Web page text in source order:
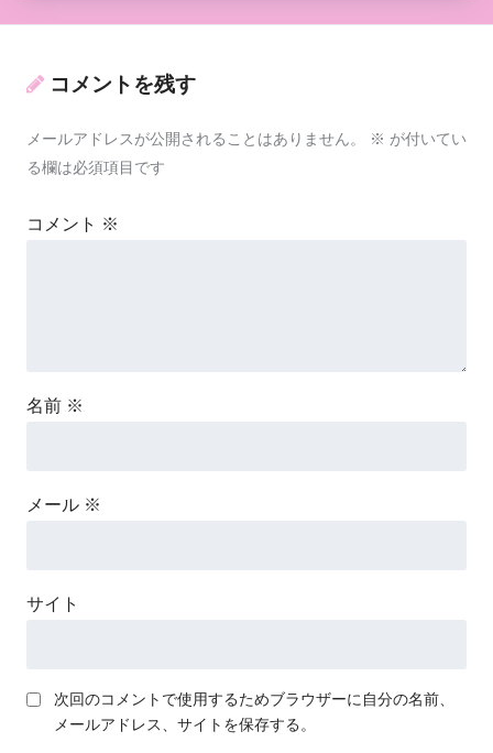
コメントを残す
メールアドレスが公開されることはありません。 ※ が付いてい
る欄は必須項目です
コメント ※
名前 ※
メール ※
サイト
次回のコメントで使用するためブラウザーに自分の名前、
メールアドレス、サイトを保存する。